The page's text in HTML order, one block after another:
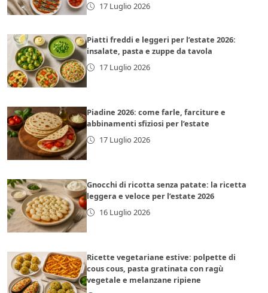
17 Luglio 2026
Piatti freddi e leggeri per l’estate 2026:
insalate, pasta e zuppe da tavola
17 Luglio 2026
Piadine 2026: come farle, farciture e
abbinamenti sfiziosi per l’estate
17 Luglio 2026
Gnocchi di ricotta senza patate: la ricetta
leggera e veloce per l’estate 2026
16 Luglio 2026
Ricette vegetariane estive: polpette di
cous cous, pasta gratinata con ragù
vegetale e melanzane ripiene